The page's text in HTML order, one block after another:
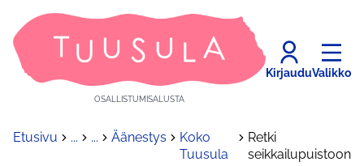
OSALLISTUMISALUSTA
KirjauduValikko
Etusivu ... ... Äänestys
Koko
Tuusula
Retki
seikkailupuistoon